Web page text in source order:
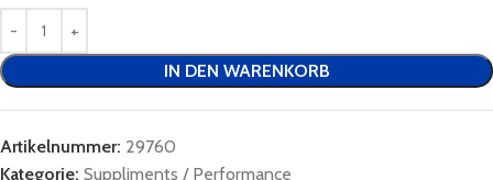
IN DEN WARENKORB
Artikelnummer: 29760
Kategorie: Suppliments / Performance